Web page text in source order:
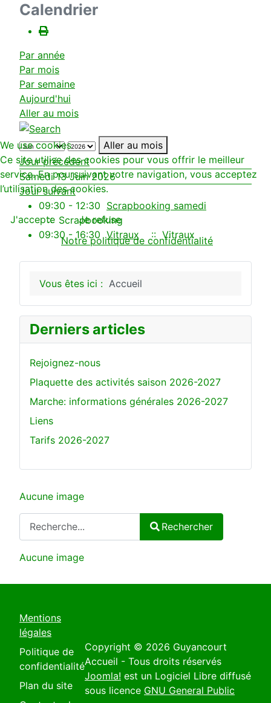
Aucune image
Rechercher
Aucune image
Calendrier
Par année
Par mois
Par semaine
Aujourd'hui
Aller au mois
Aller au mois
Jour précédent
Samedi 13 Juin 2026
Jour suivant
09:30 - 12:30 Scrapbooking samedi
:: Scrapbooking
09:30 - 16:30Vitraux :: Vitraux
Vous êtes ici : Accueil
Derniers articles
Rejoignez-nous
Plaquette des activités saison 2026-2027
Marche: informations générales 2026-2027
Liens
Tarifs 2026-2027
Mentions
légales
Politique de
confidentialité
Plan du site
Copyright © 2026 Guyancourt
Accueil - Tous droits réservés
Joomla! est un Logiciel Libre diffusé
sous licence GNU General Public
We use cookies
Ce site utilise des cookies pour vous offrir le meilleur
service. En poursuivant votre navigation, vous acceptez
l’utilisation des cookies.
J'accepte
Je refuse
Notre politique de confidentialité